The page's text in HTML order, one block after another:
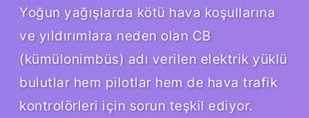
Yoğun yağışlarda kötü hava koşullarına
ve yıldırımlara neden olan CB
(kümülonimbüs) adı verilen elektrik yüklü
bulutlar hem pilotlar hem de hava trafik
kontrolörleri için sorun teşkil ediyor.